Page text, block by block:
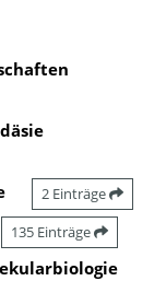
2 Einträge
135 Einträge